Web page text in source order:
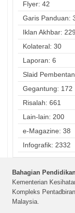
Flyer: 42
Garis Panduan:
Iklan Akhbar: 229
Kolateral: 30
Laporan: 6
Slaid
Gegantung: 172
Risalah: 661
Lain-lain: 200
e-Magazine: 38
Infografik: 2332
Bahagian
Kementerian
Kompleks
Malaysia.